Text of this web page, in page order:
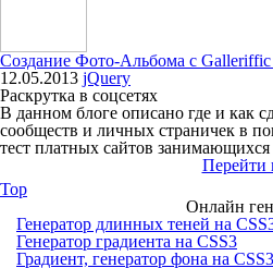
Создание Фото-Альбома с
12.05.2013 jQuery
Раскрутка в соцсетях
В данном блоге описано где и как
сообществ и личных страничек в
тест платных сайтов занимающихся
Перейти
Top
Онлайн
Генератор длинных теней на
Генератор градиента на CSS3
Градиент, генератор фона на CSS3